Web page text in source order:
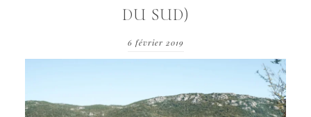
DU SUD)
6 février 2019